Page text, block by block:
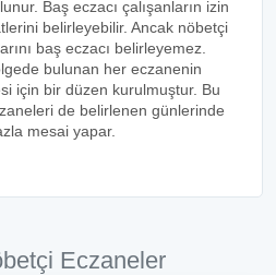
Baş eczacı çalışanların izin
belirleyebilir. Ancak nöbetçi
baş eczacı belirleyemez.
bulunan her eczanenin
için bir düzen kurulmuştur. Bu
de belirlenen günlerinde
mesai yapar.
Eczaneler